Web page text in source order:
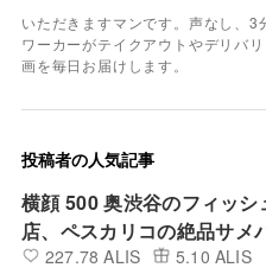
いただきますマンです。声なし、
ワーカーがテイクアウトやデリバ
画を毎日お届けします。
投稿者の人気記事
横顔 500 奥渋谷のフィッシ
店、ペスカリコの絶品サメ
デリバリーして食べてみた
227.78 ALIS 5.10 ALIS